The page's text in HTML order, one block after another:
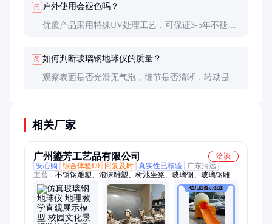
问 户外使用会褪色吗？
优质产品采用特殊UV处理工艺，可保证3-5年不褪
问 如何判断玻璃钢地球仪的质量？
观察表面是否光滑无气泡，细节是否清晰，转动是否
相关厂家
广州鎏芳工艺品有限公司
洽谈
安心购
综合体验L0 回复及时 真实性已核验
广东清远
主营： 不锈钢雕塑、泡沫雕塑、树池坐凳、玻璃钢、玻璃钢雕
塑、玻璃钢模型、玻璃钢标识牌、仿真树、玻璃钢道具、玻璃钢
岗亭、玻璃钢浮雕、背景墙、艺术景墙、人造砂岩、落地花盆、
人物雕塑、卡通公仔、砂岩浮雕、泡沫道具、花钵容器、喷泉水
景、泡沫模型、海洋雕塑、景观雕塑